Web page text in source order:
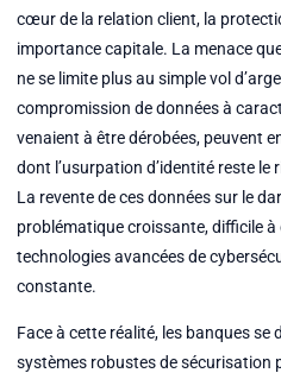
cœur de la relation client, la
importance capitale. La menace
ne se limite plus au simple vol
compromission de données à
venaient à être dérobées, peuvent
dont l’usurpation d’identité reste le
La revente de ces données sur le
problématique croissante, difficile
technologies avancées de
constante.
Face à cette réalité, les banques se
systèmes robustes de